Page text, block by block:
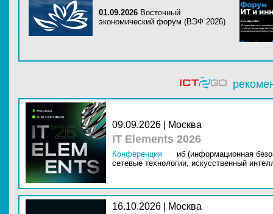
01.09.2026 Восточный
экономический форум (ВЭФ 2026)
09.09.2026 | Москва
IT Elements 2026
Конференция
иб (информационная
сетевые технологии, искусственный
16.10.2026 | Москва